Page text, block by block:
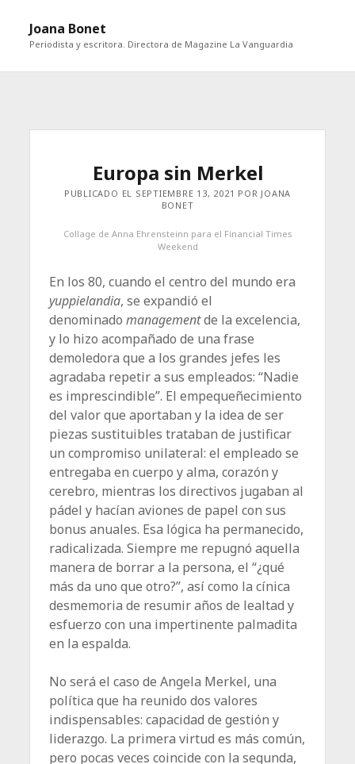
Joana Bonet
Periodista y escritora. Directora de Magazine La Vanguardia
Europa sin Merkel
PUBLICADO EL SEPTIEMBRE 13, 2021 POR JOANA
BONET
Collage de Anna Ehrensteinn para el Financial Times
Weekend
En los 80, cuando el centro del mundo era
yuppielandia, se expandió el
denominadomanagementde la excelencia,
y lo hizo acompañado de una frase
demoledora que a los grandes jefes les
agradaba repetir a sus empleados: “Nadie
es imprescin­dible”. El empequeñecimiento
del valor que aportaban y la idea de ser
piezas sustituibles trataban de justificar
un compro­miso unilateral: el empleado se
entregaba en cuerpo y alma, ­corazón y
cerebro, mientras los directivos jugaban al
pádel y ­hacían aviones de papel con sus
bonus anuales. Esa lógica ha permanecido,
radicalizada. Siempre me repugnó aquella
manera de borrar a la persona, el “¿qué
más da uno que otro?”, así como la cínica
desmemoria de resumir años de lealtad y
esfuerzo con una impertinente palmadita
en la espalda.
No será el caso de Angela Merkel, una
política que ha reunido dos valores
indispensables: capacidad de gestión y
liderazgo. La primera virtud es más común,
pero pocas veces coincide con la segunda,